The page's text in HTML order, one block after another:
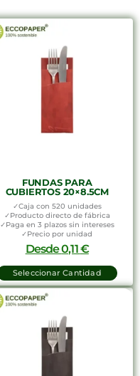
FUNDAS PARA
CUBIERTOS 20×8.5CM
✓Caja con 520 unidades
✓Producto directo de fábrica
✓Paga en 3 plazos sin intereses
✓Precio por unidad
Desde0,11€
Seleccionar Cantidad